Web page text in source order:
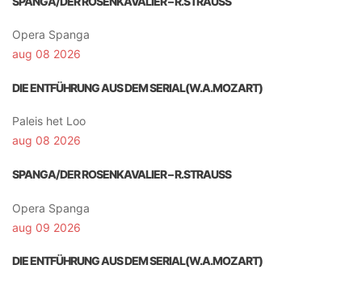
Opera Spanga
aug 08 2026
DIE ENTFÜHRUNG AUS DEM SERIAL(W.A.MOZART)
Paleis het Loo
aug 08 2026
SPANGA/DER ROSENKAVALIER – R.STRAUSS
Opera Spanga
aug 09 2026
DIE ENTFÜHRUNG AUS DEM SERIAL(W.A.MOZART)